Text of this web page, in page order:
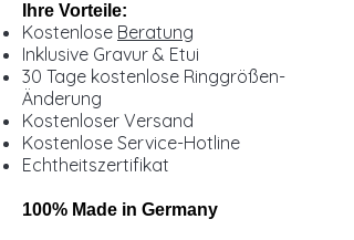
Ihre Vorteile:
Kostenlose Beratung
Inklusive Gravur & Etui
30 Tage kostenlose Ringgrößen-
Änderung
Kostenloser Versand
Kostenlose Service-Hotline
Echtheitszertifikat
100% Made in Germany